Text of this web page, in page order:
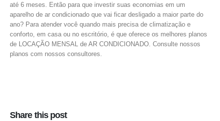
até 6 meses. Então para que investir suas economias em um
aparelho de ar condicionado que vai ficar desligado a maior parte do
ano? Para atender você quando mais precisa de climatização e
conforto, em casa ou no escritório, é que oferece os melhores planos
de LOCAÇÃO MENSAL de AR CONDICIONADO. Consulte nossos
planos com nossos consultores.
Share this post